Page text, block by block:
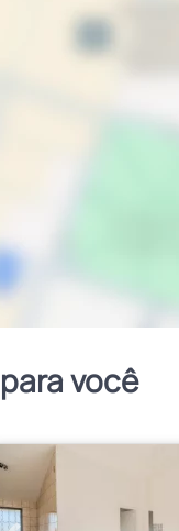
você